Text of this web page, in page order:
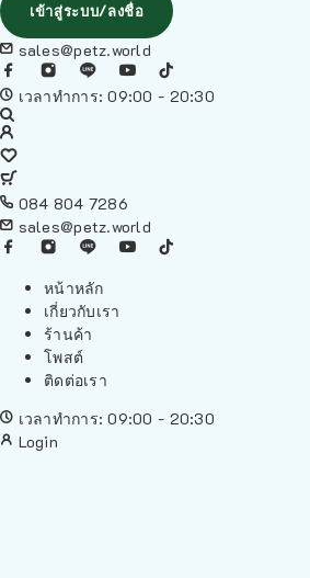
เข้าสู่ระบบ/ลงชื่อ
sales@petz.world
เวลาทำการ: 09:00 - 20:30
084 804 7286
sales@petz.world
หน้าหลัก
เกี่ยวกับเรา
ร้านค้า
โพสต์
ติดต่อเรา
เวลาทำการ: 09:00 - 20:30
Login